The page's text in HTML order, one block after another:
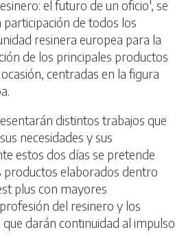
el futuro de un oficio', se
de todos los
resinera europea para la
de los principales productos
centradas en la figura
distintos trabajos que
necesidades y sus
estos dos días se pretende
productos elaborados dentro
plus con mayores
del resinero y los
darán continuidad al impulso